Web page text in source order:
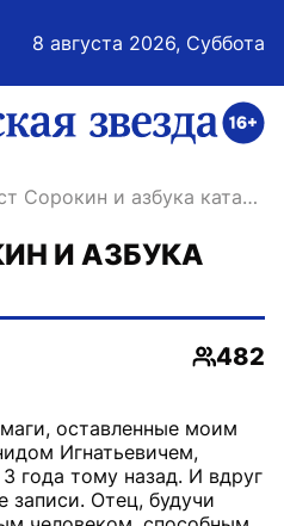
8 августа 2026, Суббота
на главную
Сорокин и азбука катакана
И АЗБУКА
482
оставленные моим
Игнатьевичем,
года тому назад. И вдруг
записи. Отец, будучи